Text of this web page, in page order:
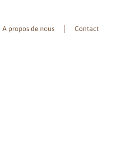
A propos de nous Contact